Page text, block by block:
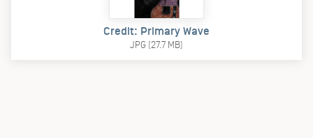
Credit: Primary Wave
JPG (27.7 MB)